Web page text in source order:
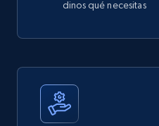
dinos qué necesitas